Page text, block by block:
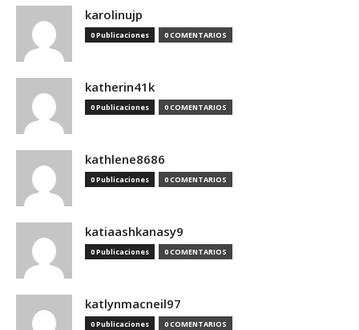
karolinujp
0 Publicaciones 0 COMENTARIOS
katherin41k
0 Publicaciones 0 COMENTARIOS
kathlene8686
0 Publicaciones 0 COMENTARIOS
katiaashkanasy9
0 Publicaciones 0 COMENTARIOS
katlynmacneil97
0 Publicaciones 0 COMENTARIOS